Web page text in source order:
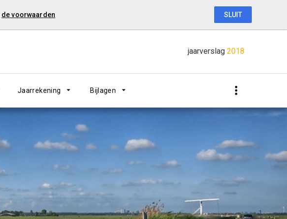
jaarverslag 2018
Jaarrekening Bijlagen
de voorwaarden SLUIT